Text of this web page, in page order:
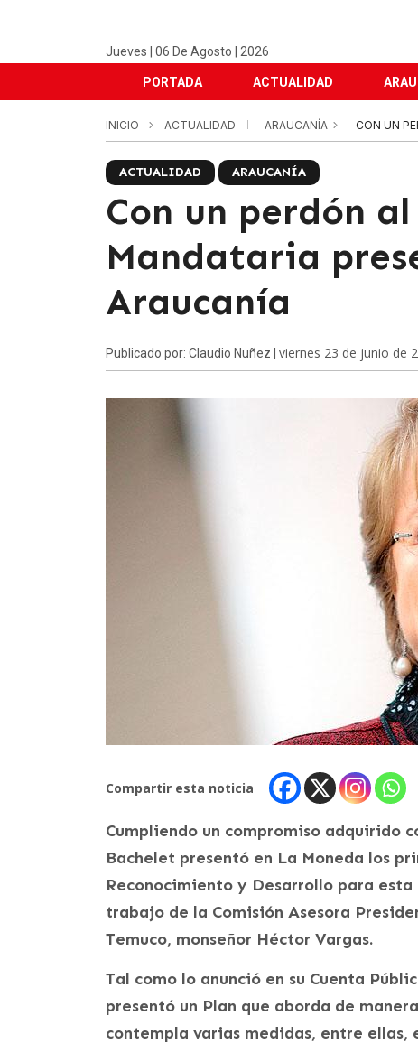
Jueves | 06 De Agosto | 2026
PORTADA ACTUALIDAD
INICIO ACTUALIDAD ARAUCANÍA CON UN
ACTUALIDAD ARAUCANÍA
Con un perdón
Mandataria
Araucanía
Publicado por: Claudio Nuñez | viernes 23 de junio de
Compartir esta noticia
Cumpliendo un compromiso adquirido
Bachelet presentó en La Moneda los
Reconocimiento y Desarrollo para
trabajo de la Comisión Asesora
Temuco, monseñor Héctor Vargas.
Tal como lo anunció en su Cuenta
presentó un Plan que aborda de
contempla varias medidas, entre